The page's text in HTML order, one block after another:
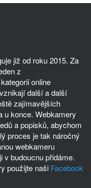
již od roku 2015. Za
z
online
další a další
zajímavějších
u konce. Webkamery
a popisků, abychom
proces je tak náročný
webkameru
v budoucnu přidáme.
použijte naši Facebook